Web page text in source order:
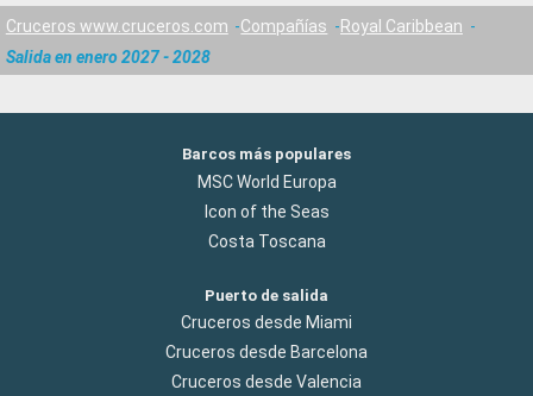
Cruceros www.cruceros.com Compañías
Royal Caribbean
Salida en enero 2027 - 2028
Barcos más populares
MSC World Europa
Icon of the Seas
Costa Toscana
Puerto de salida
Cruceros desde Miami
Cruceros desde Barcelona
Cruceros desde Valencia